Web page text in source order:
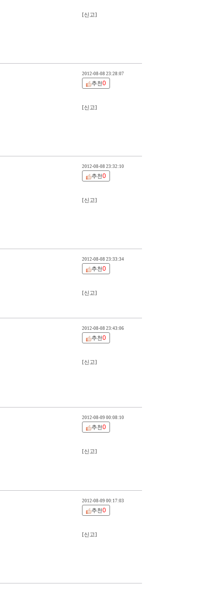
[신고]
2012-08-08 23:28:07
추천0
[신고]
2012-08-08 23:32:10
추천0
[신고]
2012-08-08 23:33:34
추천0
[신고]
2012-08-08 23:43:06
추천0
[신고]
2012-08-09 00:08:10
추천0
[신고]
2012-08-09 00:17:03
추천0
[신고]